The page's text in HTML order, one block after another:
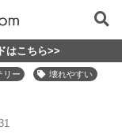
はこちら>>
リー 壊れやすい